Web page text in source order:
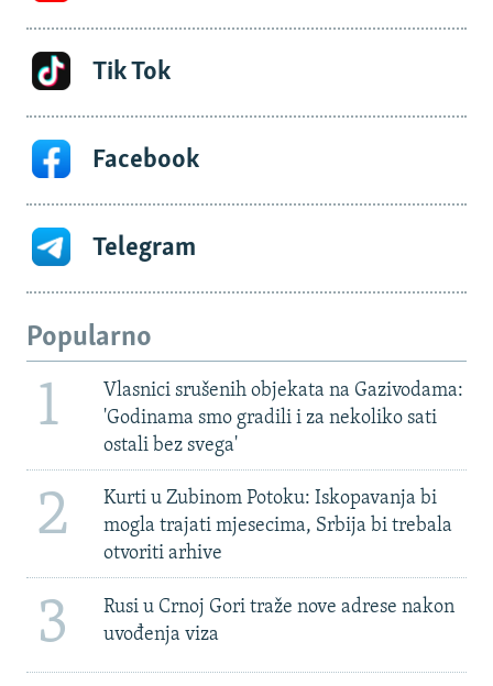
Tik Tok
Facebook
Telegram
Popularno
1
Vlasnici srušenih objekata na Gazivodama:
'Godinama smo gradili i za nekoliko sati
ostali bez svega'
2
Kurti u Zubinom Potoku: Iskopavanja bi
mogla trajati mjesecima, Srbija bi trebala
otvoriti arhive
3
Rusi u Crnoj Gori traže nove adrese nakon
uvođenja viza